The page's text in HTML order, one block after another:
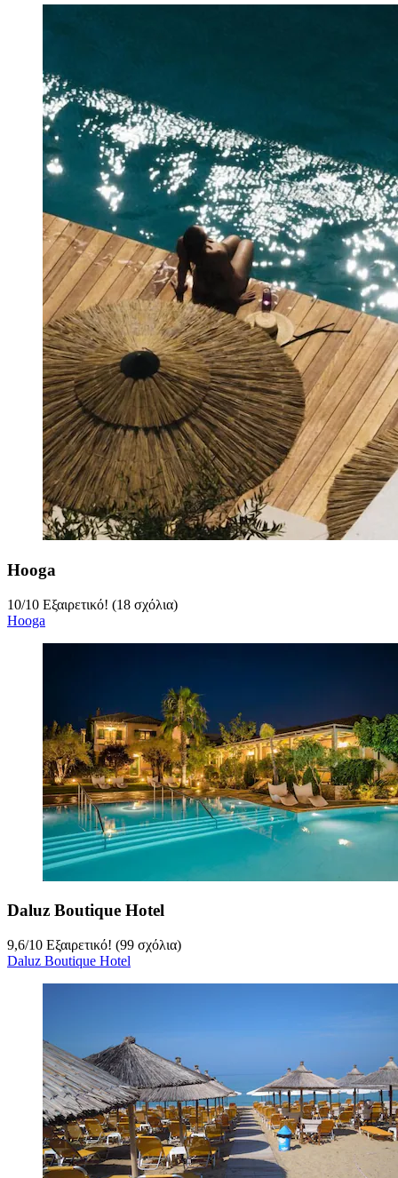
Hooga
10/10 Εξαιρετικό! (18 σχόλια)
Hooga
Daluz Boutique Hotel
9,6/10 Εξαιρετικό! (99 σχόλια)
Daluz Boutique Hotel